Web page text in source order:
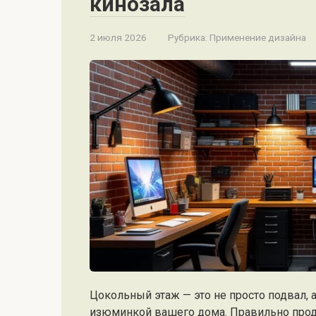
2 июля 2026 Рубрика: Применение дизайна
Цокольный этаж — это не просто подвал,
изюминкой вашего дома. Правильно